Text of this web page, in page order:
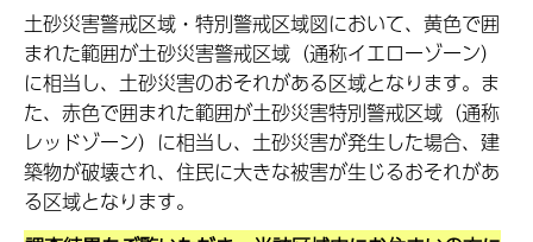
土砂災害警戒区域・特別警戒区域図において、黄色で囲
まれた範囲が土砂災害警戒区域（通称イエローゾーン）
に相当し、土砂災害のおそれがある区域となります。ま
た、赤色で囲まれた範囲が土砂災害特別警戒区域（通称
レッドゾーン）に相当し、土砂災害が発生した場合、建
築物が破壊され、住民に大きな被害が生じるおそれがあ
る区域となります。